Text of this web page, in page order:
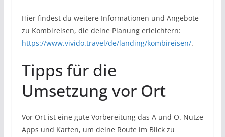
Hier findest du weitere Informationen und Angebote
zu Kombireisen, die deine Planung erleichtern:
https://www.vivido.travel/de/landing/kombireisen/.
Tipps für die
Umsetzung vor Ort
Vor Ort ist eine gute Vorbereitung das A und O. Nutze
Apps und Karten, um deine Route im Blick zu